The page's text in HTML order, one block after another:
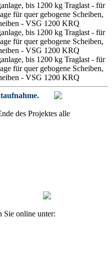
des Projektes alle
Sie online unter: